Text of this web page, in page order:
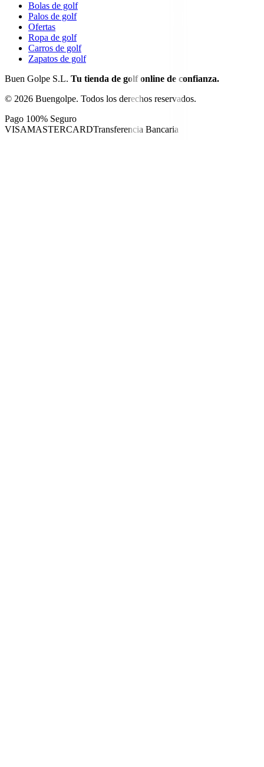
Bolas de golf
Palos de golf
Ofertas
Ropa de golf
Carros de golf
Zapatos de golf
Buen Golpe S.L. Tu tienda de golf online de confianza.
© 2026 Buengolpe. Todos los derechos reservados.
Pago 100% Seguro
VISAMASTERCARDTransferencia Bancaria